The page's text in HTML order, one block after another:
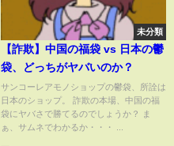
未分類
【詐欺】中国の福袋 vs 日本の鬱
袋、どっちがヤバいのか？
サンコーレアモノショップの鬱袋、所詮は
日本のショップ。 詐欺の本場、中国の福
袋にヤバさで勝てるのでしょうか？ ま
ぁ、サムネでわかるか・・・ ...